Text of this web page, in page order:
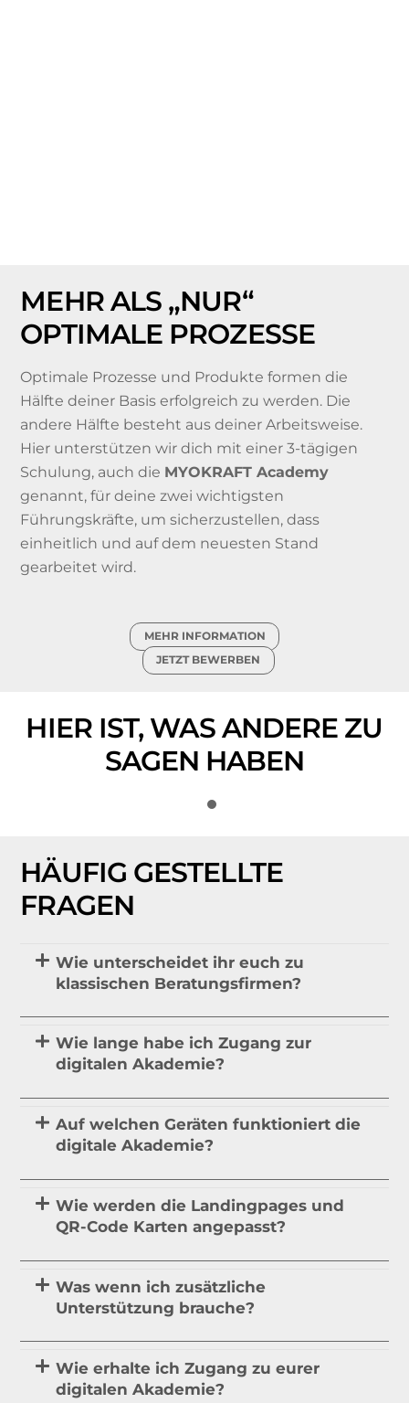
MEHR ALS „NUR“
OPTIMALE PROZESSE
Optimale Prozesse und Produkte formen die
Hälfte deiner Basis erfolgreich zu werden. Die
andere Hälfte besteht aus deiner Arbeitsweise.
Hier unterstützen wir dich mit einer 3-tägigen
Schulung, auch die MYOKRAFT Academy
genannt, für deine zwei wichtigsten
Führungskräfte, um sicherzustellen, dass
einheitlich und auf dem neuesten Stand
gearbeitet wird.
MEHR INFORMATION
JETZT BEWERBEN
HIER IST, WAS ANDERE ZU
SAGEN HABEN
HÄUFIG GESTELLTE
FRAGEN
Wie unterscheidet ihr euch zu
klassischen Beratungsfirmen?
Wie lange habe ich Zugang zur
digitalen Akademie?
Auf welchen Geräten funktioniert die
digitale Akademie?
Wie werden die Landingpages und
QR-Code Karten angepasst?
Was wenn ich zusätzliche
Unterstützung brauche?
Wie erhalte ich Zugang zu eurer
digitalen Akademie?